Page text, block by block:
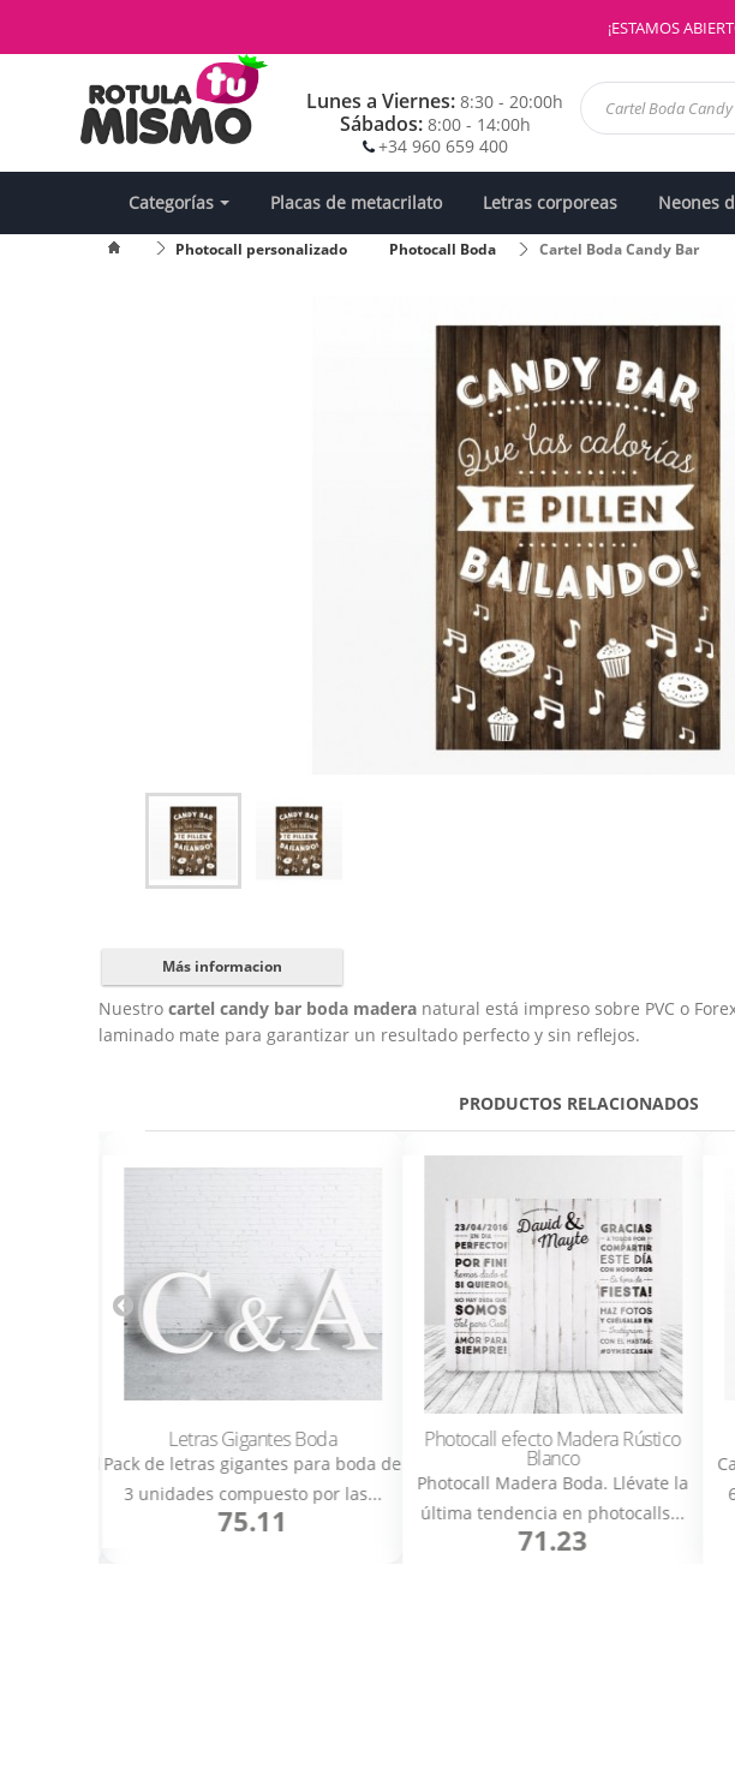
¡ESTAMOS
Lunes a Viernes:8:30 - 20:00h
Sábados: 8:00 - 14:00h
+34 960 659 400
Categorías Placas de metacrilato Letras corporeas Neones
Photocall personalizado Photocall Boda Cartel Boda Candy Bar
Más informacion
Nuestro cartel candy bar boda madera natural está impreso sobre PVC o
laminado mate para garantizar un resultado perfecto y sin reflejos.
PRODUCTOS RELACIONADOS
Letras Gigantes Boda
Pack de letras gigantes para boda de
3 unidades compuesto por las...
75.11
Photocall efecto Madera Rústico
Blanco
Photocall Madera Boda. Llévate la
última tendencia en photocalls...
71.23